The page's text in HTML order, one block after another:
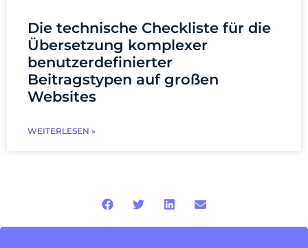
Die technische Checkliste für die
Übersetzung komplexer
benutzerdefinierter
Beitragstypen auf großen
Websites
WEITERLESEN »